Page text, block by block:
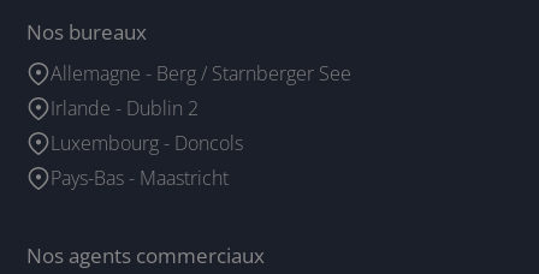
Nos bureaux
Allemagne - Berg / Starnberger See
Irlande - Dublin 2
Luxembourg - Doncols
Pays-Bas - Maastricht
Nos agents commerciaux